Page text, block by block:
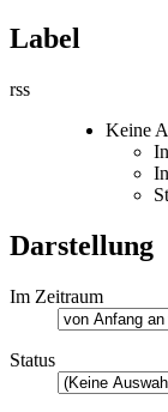
Label
rss
Keine
Darstellung
Im Zeitraum
Status